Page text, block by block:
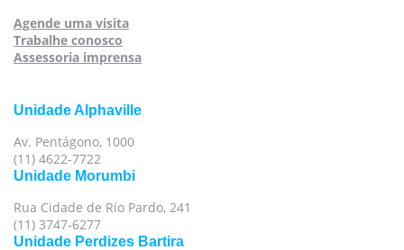
Agende uma visita
Trabalhe conosco
Assessoria imprensa
Unidade Alphaville
Av. Pentágono, 1000
(11) 4622-7722
Unidade Morumbi
Rua Cidade de Rio Pardo, 241
(11) 3747-6277
Unidade Perdizes Bartira